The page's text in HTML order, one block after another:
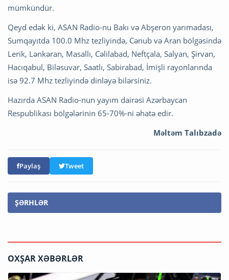
mümkündür.
Qeyd edək ki, ASAN Radio-nu Bakı və Abşeron yarımadası,
Sumqayıtda 100.0 Mhz tezliyində, Cənub və Aran bölgəsində
Lerik, Lənkəran, Masallı, Cəlilabad, Neftçala, Salyan, Şirvan,
Hacıqabul, Biləsuvar, Saatlı, Sabirabad, İmişli rayonlarında
isə 92.7 Mhz tezliyində dinləyə bilərsiniz.
Hazırda ASAN Radio-nun yayım dairəsi Azərbaycan
Respublikası bölgələrinin 65-70%-ni əhatə edir.
Məltəm Talıbzadə
Paylaş Tweet
ŞƏRHLƏR
OXŞAR XƏBƏRLƏR